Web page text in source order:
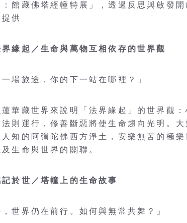
館藏佛塔經幢特展」，透過反思與啟發
供
緣起／生命與萬物互相依存的世界觀
一場旅途，你的下一站在哪裡？」
蓮華藏世界來說明「法界緣起」的世界觀
則運行，修善斷惡將使生命趨向光明。
知的阿彌陀佛西方淨土，安樂無苦的極
及生命與世界的關聯。
於世／塔幢上的生命故事
，世界仍在前行。如何與無常共舞？」